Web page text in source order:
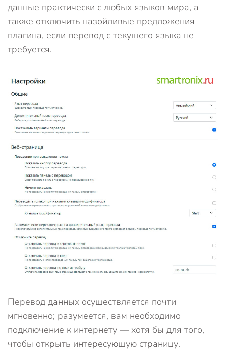
данные практически с любых языков мира, а
также отключить назойливые предложения
плагина, если перевод с текущего языка не
требуется.
Перевод данных осуществляется почти
мгновенно; разумеется, вам необходимо
подключение к интернету — хотя бы для того,
чтобы открыть интересующую страницу.